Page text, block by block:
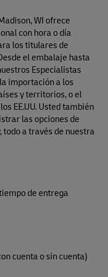
WI ofrece
con hora o día
los titulares de
el embalaje hasta
Especialistas
importación a los
y territorios, o el
EE.UU. Usted también
las opciones de
todo a través de nuestra
de entrega
cuenta o sin cuenta)